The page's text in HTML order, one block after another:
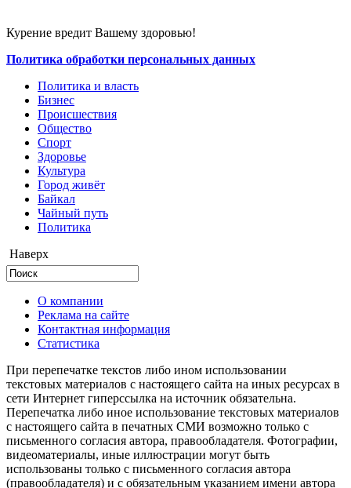
Курение вредит Вашему здоровью!
Политика обработки персональных данных
Политика и власть
Бизнес
Происшествия
Общество
Cпорт
Здоровье
Культура
Город живёт
Байкал
Чайный путь
Политика
Наверх
О компании
Реклама на сайте
Контактная информация
Статистика
При перепечатке текстов либо ином использовании
текстовых материалов с настоящего сайта на иных ресурсах в
сети Интернет гиперссылка на источник обязательна.
Перепечатка либо иное использование текстовых материалов
с настоящего сайта в печатных СМИ возможно только с
письменного согласия автора, правообладателя. Фотографии,
видеоматериалы, иные иллюстрации могут быть
использованы только с письменного согласия автора
(правообладателя) и с обязательным указанием имени автора